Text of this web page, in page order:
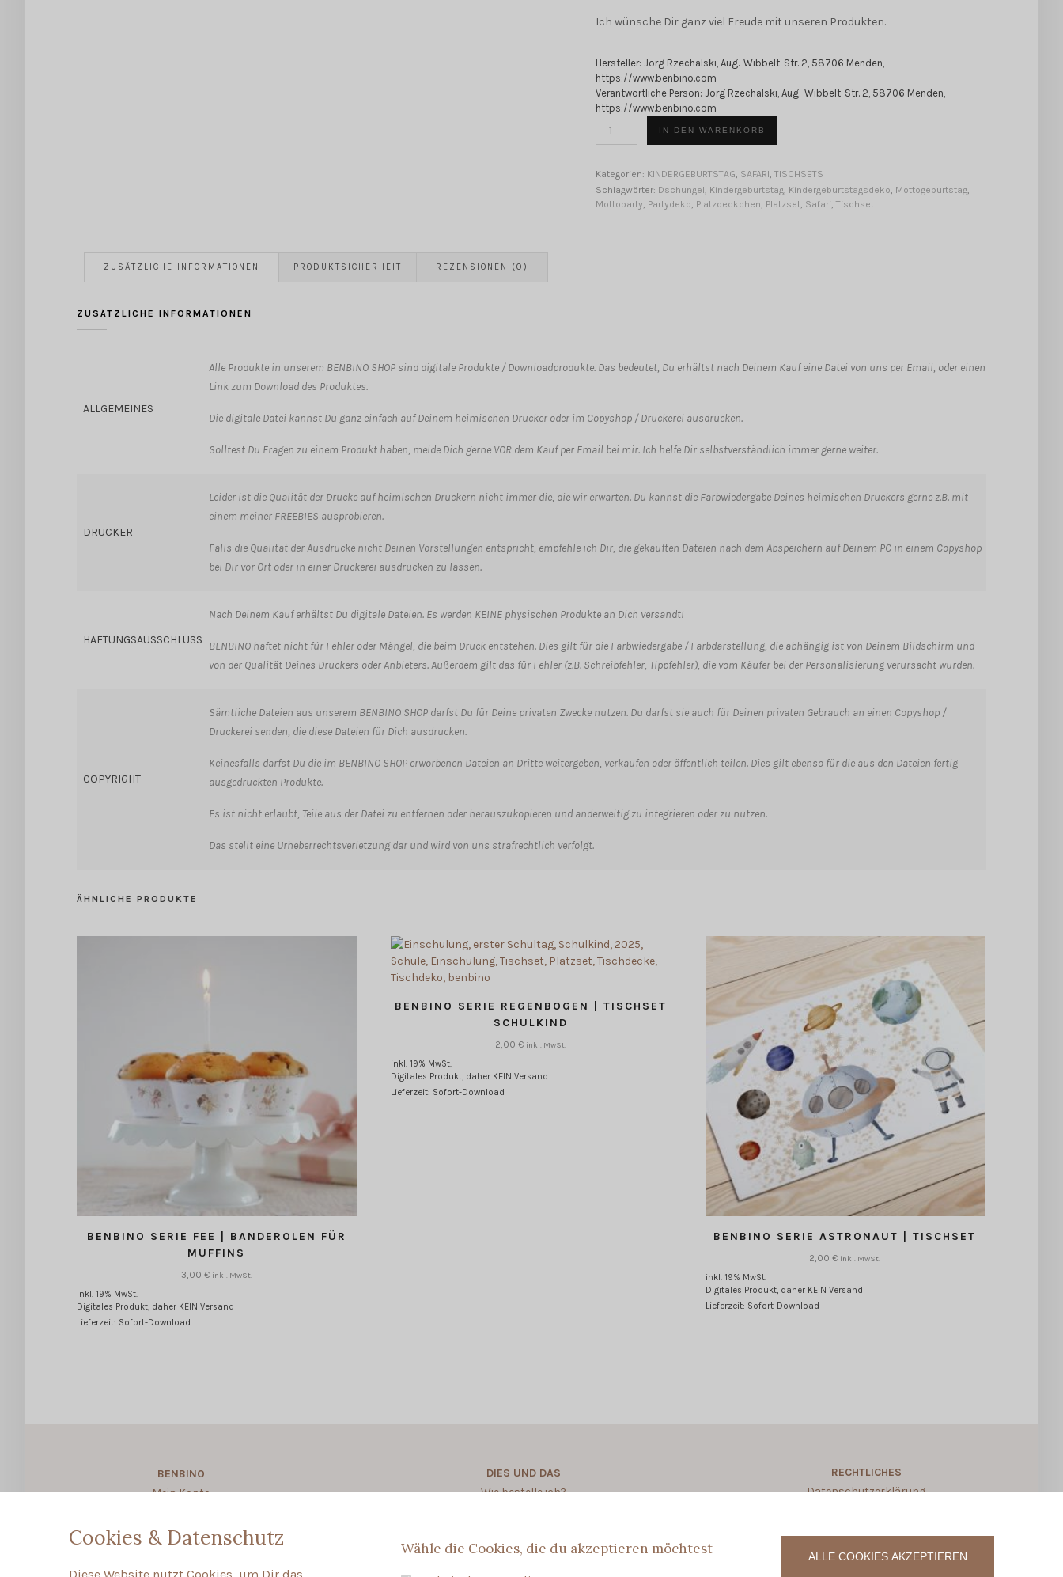
Ich wünsche Dir ganz viel Freude mit unseren Produkten.
Hersteller: Jörg Rzechalski, Aug.-Wibbelt-Str. 2, 58706 Menden,
https://www.benbino.com
Verantwortliche Person: Jörg Rzechalski, Aug.-Wibbelt-Str. 2, 58706 Menden,
https://www.benbino.com
BENBINO
|
Tischset
[Digital]
IN DEN WARENKORB
Kategorien: KINDERGEBURTSTAG, SAFARI,TISCHSETS
Schlagwörter: Dschungel, Kindergeburtstag, Kindergeburtstagsdeko, Mottogeburtstag,
Mottoparty, Partydeko, Platzdeckchen, Platzset, Safari,Tischset
ZUSÄTZLICHE INFORMATIONEN PRODUKTSICHERHEIT REZENSIONEN (0)
ZUSÄTZLICHE INFORMATIONEN
ALLGEMEINES
Alle Produkte in unserem BENBINO SHOP sind digitale Produkte / Downloadprodukte. Das bedeutet, Du erhältst nach Deinem Kauf eine Datei von uns per Email, oder einen
Link zum Download des Produktes.
Die digitale Datei kannst Du ganz einfach auf Deinem heimischen Drucker oder im Copyshop / Druckerei ausdrucken.
Solltest Du Fragen zu einem Produkt haben, melde Dich gerne VOR dem Kauf per Email bei mir. Ich helfe Dir selbstverständlich immer gerne weiter.
DRUCKER
Leider ist die Qualität der Drucke auf heimischen Druckern nicht immer die, die wir erwarten. Du kannst die Farbwiedergabe Deines heimischen Druckers gerne z.B. mit
einem meiner FREEBIES ausprobieren.
Falls die Qualität der Ausdrucke nicht Deinen Vorstellungen entspricht, empfehle ich Dir, die gekauften Dateien nach dem Abspeichern auf Deinem PC in einem Copyshop
bei Dir vor Ort oder in einer Druckerei ausdrucken zu lassen.
HAFTUNGSAUSSCHLUSS
Nach Deinem Kauf erhältst Du digitale Dateien. Es werden KEINE physischen Produkte an Dich versandt!
BENBINO haftet nicht für Fehler oder Mängel, die beim Druck entstehen. Dies gilt für die Farbwiedergabe / Farbdarstellung, die abhängig ist von Deinem Bildschirm und
von der Qualität Deines Druckers oder Anbieters. Außerdem gilt das für Fehler (z.B. Schreibfehler, Tippfehler), die vom Käufer bei der Personalisierung verursacht wurden.
COPYRIGHT
Sämtliche Dateien aus unserem BENBINO SHOP darfst Du für Deine privaten Zwecke nutzen. Du darfst sie auch für Deinen privaten Gebrauch an einen Copyshop /
Druckerei senden, die diese Dateien für Dich ausdrucken.
Keinesfalls darfst Du die im BENBINO SHOP erworbenen Dateien an Dritte weitergeben, verkaufen oder öffentlich teilen. Dies gilt ebenso für die aus den Dateien fertig
ausgedruckten Produkte.
Es ist nicht erlaubt, Teile aus der Datei zu entfernen oder herauszukopieren und anderweitig zu integrieren oder zu nutzen.
Das stellt eine Urheberrechtsverletzung dar und wird von uns strafrechtlich verfolgt.
ÄHNLICHE PRODUKTE
BENBINO SERIE FEE | BANDEROLEN FÜR
MUFFINS
3,00 € inkl. MwSt.
inkl. 19% MwSt.
Digitales Produkt, daher KEIN Versand
Lieferzeit: Sofort-Download
BENBINO SERIE REGENBOGEN | TISCHSET
SCHULKIND
2,00€ inkl. MwSt.
inkl. 19% MwSt.
Digitales Produkt, daher KEIN Versand
Lieferzeit: Sofort-Download
BENBINO SERIE ASTRONAUT | TISCHSET
2,00€ inkl. MwSt.
inkl. 19% MwSt.
Digitales Produkt, daher KEIN Versand
Lieferzeit: Sofort-Download
BENBINO
Mein Konto
DIES UND DAS
Wie bestelle ich?
RECHTLICHES
Datenschutzerklärung
Vertrag widerrufen
Cookies & Datenschutz Wähle die Cookies, die du akzeptieren möchtest ALLE COOKIES AKZEPTIEREN